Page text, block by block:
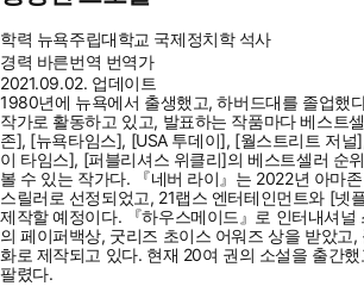
학력 뉴욕주립대학교 국제정치학 석사
경력 바른번역 번역가
2021.09.02. 업데이트
1980년에 뉴욕에서 출생했고, 하버드대를 졸업했
작가로 활동하고 있고, 발표하는 작품마다 베스트
존], [뉴욕타임스], [USA 투데이], [월스트리트 저
이 타임스], [퍼블리셔스 위클리]의 베스트셀러 순
볼 수 있는 작가다. 『네버 라이』는 2022년 아마
스릴러로 선정되었고, 21랩스 엔터테인먼트와 [넷
제작할 예정이다. 『하우스메이드』로 인터내셔널
의 페이퍼백상, 굿리즈 초이스 어워즈 상을 받았고,
화로 제작되고 있다. 현재 20여 권의 소설을 출간
팔렸다.